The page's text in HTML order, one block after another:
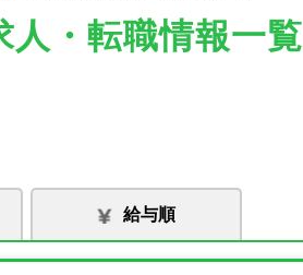
人・転職情報一覧
給与順